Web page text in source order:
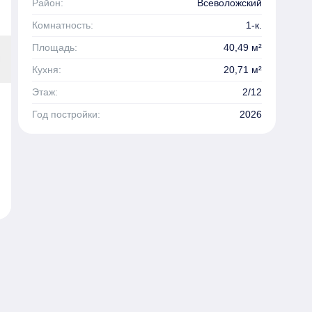
Район:
Всеволожский
Комнатность:
1-к.
Площадь:
40,49 м²
Кухня:
20,71 м²
Этаж:
2/12
Год постройки:
2026